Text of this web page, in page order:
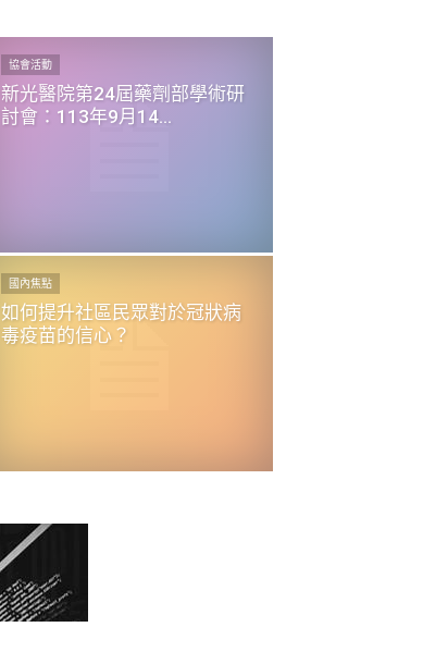
協會活動
新光醫院第24屆藥劑部學術研
討會：113年9月14...
國內焦點
如何提升社區民眾對於冠狀病
毒疫苗的信心？